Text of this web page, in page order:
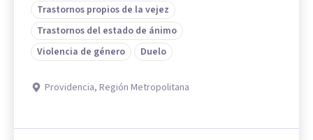
Trastornos propios de la vejez
Trastornos del estado de ánimo
Violencia de género
Duelo
Providencia, Región Metropolitana